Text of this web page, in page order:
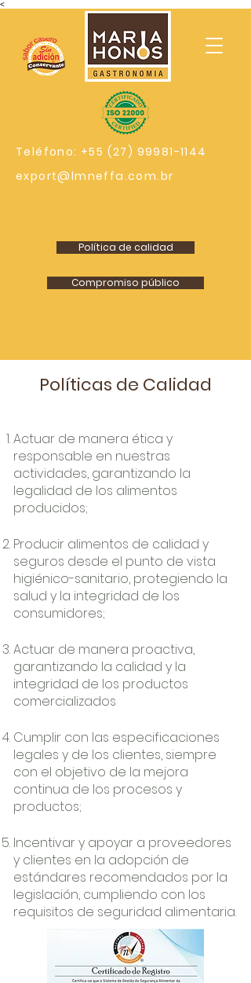
<
Teléfono: +55 (27) 99981-1144
export@lmneffa.com.br
Política de calidad
Compromiso público
Políticas de Calidad
Actuar de manera ética y
responsable en nuestras
actividades, garantizando la
legalidad de los alimentos
producidos;
Producir alimentos de calidad y
seguros desde el punto de vista
higiénico-sanitario, protegiendo la
salud y la integridad de los
consumidores;
Actuar de manera proactiva,
garantizando la calidad y la
integridad de los productos
comercializados
Cumplir con las especificaciones
legales y de los clientes, siempre
con el objetivo de la mejora
continua de los procesos y
productos;
Incentivar y apoyar a proveedores
y clientes en la adopción de
estándares recomendados por la
legislación, cumpliendo con los
requisitos de seguridad alimentaria.